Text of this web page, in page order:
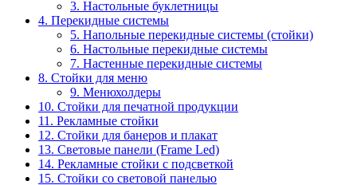
3. Настольные буклетницы
4. Перекидные системы
5. Напольные перекидные системы (стойки)
6. Настольные перекидные системы
7. Настенные перекидные системы
8. Стойки для меню
9. Менюхолдеры
10. Стойки для печатной продукции
11. Рекламные стойки
12. Стойки для банеров и плакат
13. Световые панели (Frame Led)
14. Рекламные стойки с подсветкой
15. Стойки со световой панелью